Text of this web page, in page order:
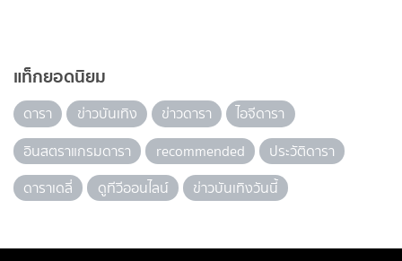
แท็กยอดนิยม
ดารา ข่าวบันเทิง ข่าวดารา
ไอจีดารา
อินสตราแกรมดารา
recommended
ประวัติดารา
ดาราเดลี่
ดูทีวีออนไลน์ ข่าวบันเทิงวันนี้